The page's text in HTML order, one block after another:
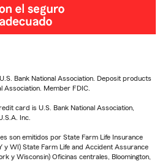
Bank National Association. Deposit products
Association. Member FDIC.
card is U.S. Bank National Association,
Inc.
son emitidos por State Farm Life Insurance
y WI) State Farm Life and Accident Assurance
y Wisconsin) Oficinas centrales, Bloomington,